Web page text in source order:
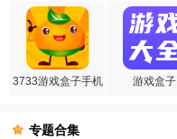
3733游戏盒子手机
游戏盒子
专题合集